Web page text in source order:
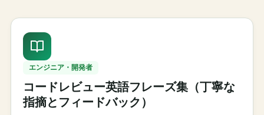
エンジニア・開発者
コードレビュー英語フレーズ集（丁寧な
指摘とフィードバック）